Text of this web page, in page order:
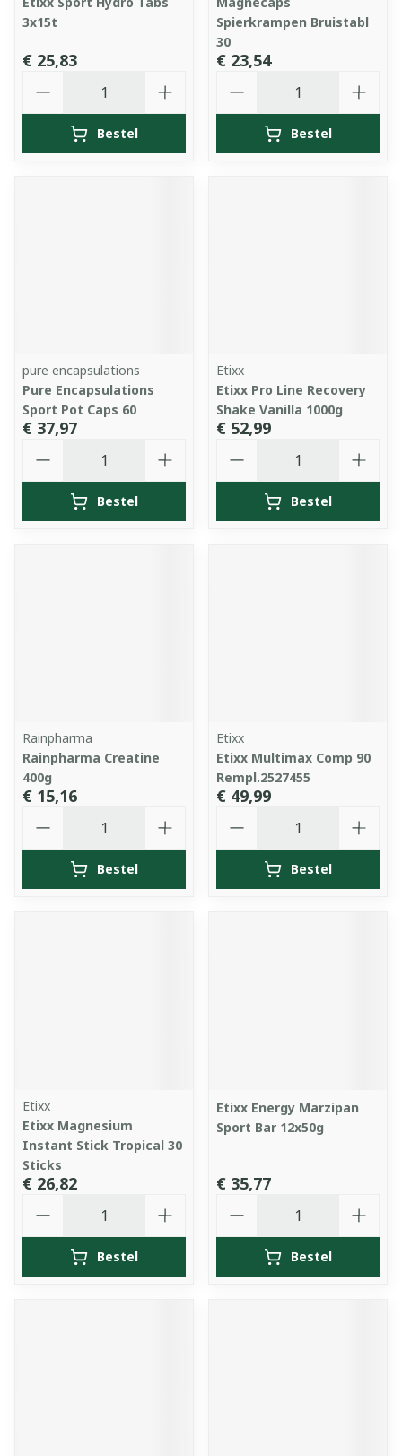
3x15t
€ 25,83
Bestel
Spierkrampen Bruistabl
30
€ 23,54
Bestel
pure encapsulations
Pure Encapsulations
Sport Pot Caps 60
€ 37,97
Bestel
Etixx
Etixx Pro Line Recovery
Shake Vanilla 1000g
€ 52,99
Bestel
Rainpharma
Rainpharma Creatine
400g
€ 15,16
Bestel
Etixx
Etixx Multimax Comp 90
Rempl.2527455
€ 49,99
Bestel
Etixx
Etixx Magnesium
Instant Stick Tropical 30
Sticks
€ 26,82
Bestel
Etixx Energy Marzipan
Sport Bar 12x50g
€ 35,77
Bestel